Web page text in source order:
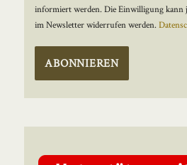
informiert werden. Die Einwilligung kann
im Newsletter widerrufen werden.